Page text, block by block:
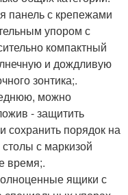
панель с крепежами
упором с
компактный
и дождливую
зонтика;.
можно
- защитить
сохранить порядок на
с маркизой
время;.
ящики с